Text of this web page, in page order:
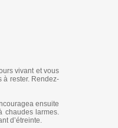
vivant et vous
à rester. Rendez-
ensuite
chaudes larmes.
d’étreinte.